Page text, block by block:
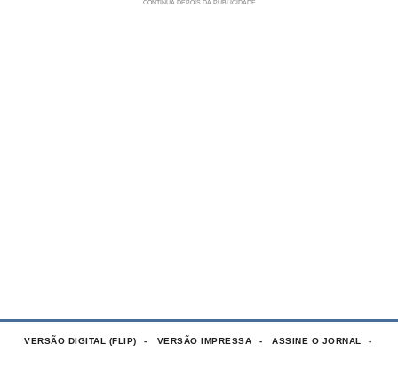
VERSÃO DIGITAL (FLIP) VERSÃO IMPRESSA ASSINE O JORNAL